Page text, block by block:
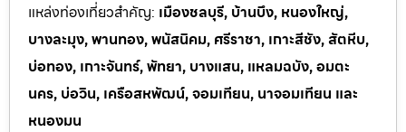
แหล่งท่องเที่ยวสำคัญ: เมืองชลบุรี, บ้านบึง, หนองใหญ่,
บางละมุง, พานทอง, พนัสนิคม, ศรีราชา, เกาะสีชัง, สัตหีบ,
บ่อทอง, เกาะจันทร์, พัทยา, บางแสน, แหลมฉบัง, อมตะ
นคร, บ่อวิน, เครือสหพัฒน์, จอมเทียน, นาจอมเทียน และ
หนองมน